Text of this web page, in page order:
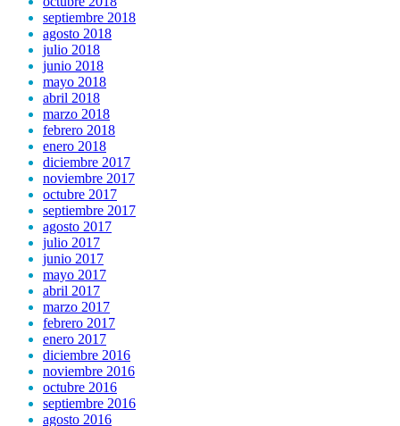
septiembre 2018
agosto 2018
julio 2018
junio 2018
mayo 2018
abril 2018
marzo 2018
febrero 2018
enero 2018
diciembre 2017
noviembre 2017
octubre 2017
septiembre 2017
agosto 2017
julio 2017
junio 2017
mayo 2017
abril 2017
marzo 2017
febrero 2017
enero 2017
diciembre 2016
noviembre 2016
octubre 2016
septiembre 2016
agosto 2016